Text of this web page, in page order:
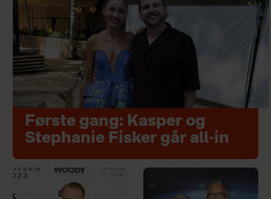
Første gang: Kasper og
Stephanie Fisker går all-in